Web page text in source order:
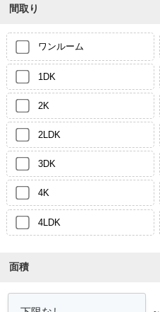
間取り
ワンルーム
1DK
2K
2LDK
3DK
4K
4LDK
面積